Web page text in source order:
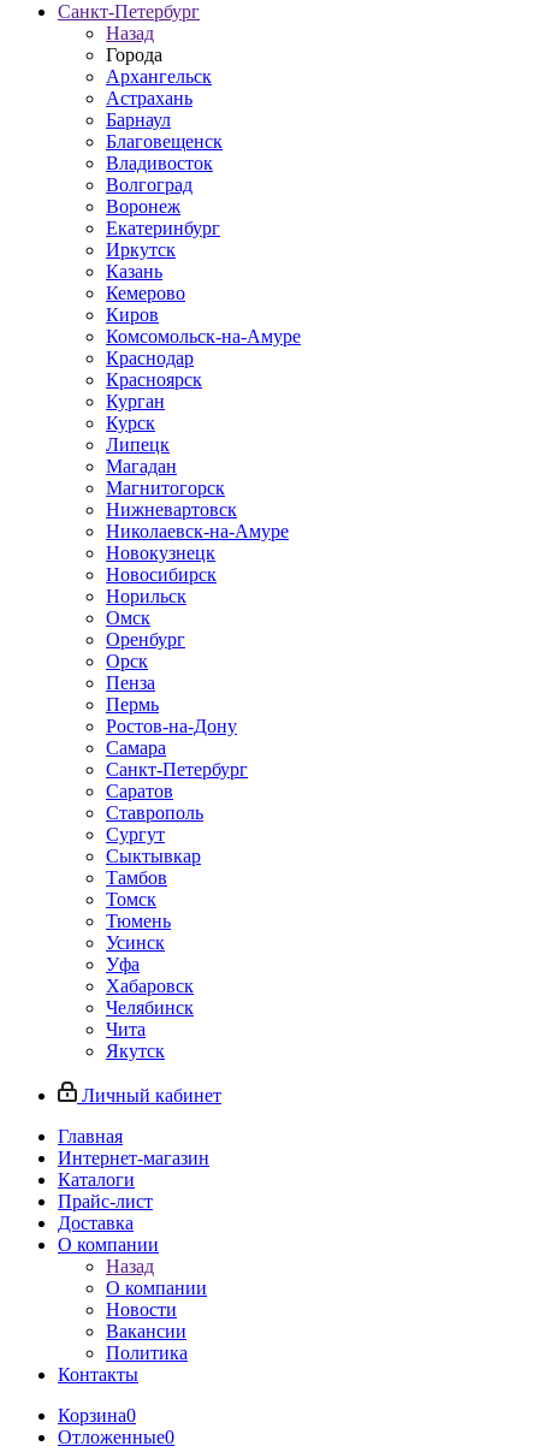
Санкт-Петербург
Назад
Города
Архангельск
Астрахань
Барнаул
Благовещенск
Владивосток
Волгоград
Воронеж
Екатеринбург
Иркутск
Казань
Кемерово
Киров
Комсомольск-на-Амуре
Краснодар
Красноярск
Курган
Курск
Липецк
Магадан
Магнитогорск
Нижневартовск
Николаевск-на-Амуре
Новокузнецк
Новосибирск
Норильск
Омск
Оренбург
Орск
Пенза
Пермь
Ростов-на-Дону
Самара
Санкт-Петербург
Саратов
Ставрополь
Сургут
Сыктывкар
Тамбов
Томск
Тюмень
Усинск
Уфа
Хабаровск
Челябинск
Чита
Якутск
Личный кабинет
Главная
Интернет-магазин
Каталоги
Прайс-лист
Доставка
О компании
Назад
О компании
Новости
Вакансии
Политика
Контакты
Корзина0
Отложенные0